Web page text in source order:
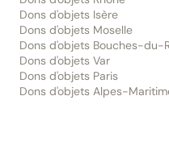
Dons d'objets Isère
Dons d'objets Moselle
Dons d'objets Bouches-du-
Dons d'objets Var
Dons d'objets Paris
Dons d'objets Alpes-